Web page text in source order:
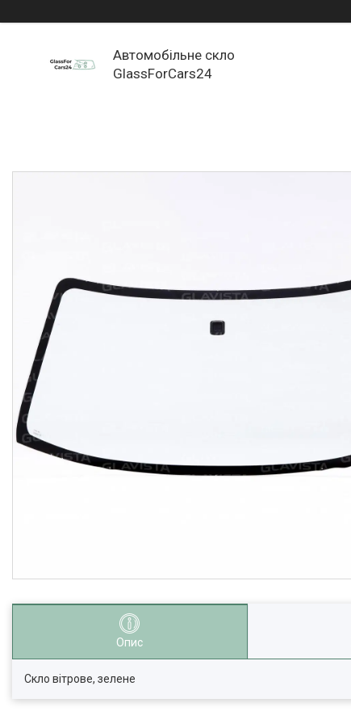
Автомобільне скло
GlassForCars24
Опис
Скло вітрове, зелене